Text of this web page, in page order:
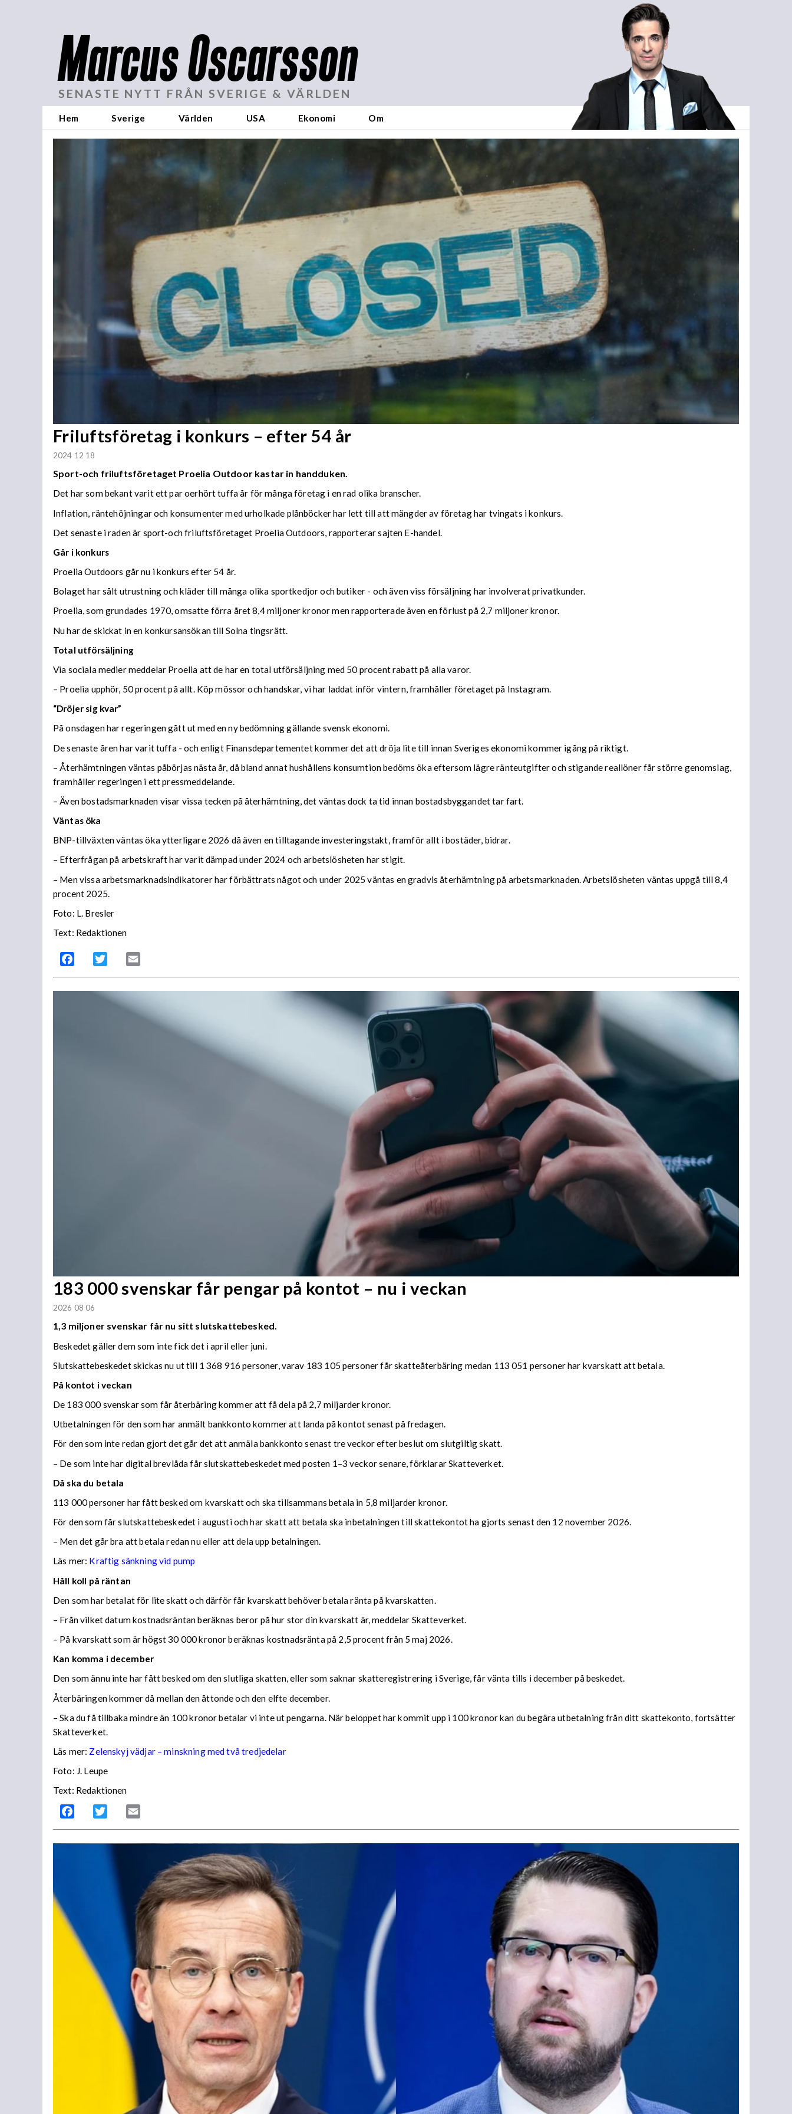
Marcus Oscarsson
SENASTE NYTT FRÅN SVERIGE & VÄRLDEN
Hem Sverige Världen USA Ekonomi Om
Friluftsföretag i konkurs – efter 54 år
2024 12 18
Sport-och friluftsföretaget Proelia Outdoor kastar in handduken.
Det har som bekant varit ett par oerhört tuffa år för många företag i en rad olika branscher.
Inflation, räntehöjningar och konsumenter med urholkade plånböcker har lett till att mängder av företag har tvingats i konkurs.
Det senaste i raden är sport-och friluftsföretaget Proelia Outdoors, rapporterar sajten E-handel.
Går i konkurs
Proelia Outdoors går nu i konkurs efter 54 år.
Bolaget har sålt utrustning och kläder till många olika sportkedjor och butiker - och även viss försäljning har involverat privatkunder.
Proelia, som grundades 1970, omsatte förra året 8,4 miljoner kronor men rapporterade även en förlust på 2,7 miljoner kronor.
Nu har de skickat in en konkursansökan till Solna tingsrätt.
Total utförsäljning
Via sociala medier meddelar Proelia att de har en total utförsäljning med 50 procent rabatt på alla varor.
– Proelia upphör, 50 procent på allt. Köp mössor och handskar, vi har laddat inför vintern, framhåller företaget på Instagram.
“Dröjer sig kvar”
På onsdagen har regeringen gått ut med en ny bedömning gällande svensk ekonomi.
De senaste åren har varit tuffa - och enligt Finansdepartementet kommer det att dröja lite till innan Sveriges ekonomi kommer igång på riktigt.
– Återhämtningen väntas påbörjas nästa år, då bland annat hushållens konsumtion bedöms öka eftersom lägre ränteutgifter och stigande reallöner får större genomslag,
framhåller regeringen i ett pressmeddelande.
– Även bostadsmarknaden visar vissa tecken på återhämtning, det väntas dock ta tid innan bostadsbyggandet tar fart.
Väntas öka
BNP-tillväxten väntas öka ytterligare 2026 då även en tilltagande investeringstakt, framför allt i bostäder, bidrar.
– Efterfrågan på arbetskraft har varit dämpad under 2024 och arbetslösheten har stigit.
– Men vissa arbetsmarknadsindikatorer har förbättrats något och under 2025 väntas en gradvis återhämtning på arbetsmarknaden. Arbetslösheten väntas uppgå till 8,4
procent 2025.
Foto: L. Bresler
Text: Redaktionen
Facebook Twitter
183 000 svenskar får pengar på kontot – nu i veckan
2026 08 06
1,3 miljoner svenskar får nu sitt slutskattebesked.
Beskedet gäller dem som inte fick det i april eller juni.
Slutskattebeskedet skickas nu ut till 1 368 916 personer, varav 183 105 personer får skatteåterbäring medan 113 051 personer har kvarskatt att betala.
På kontot i veckan
De 183 000 svenskar som får återbäring kommer att få dela på 2,7 miljarder kronor.
Utbetalningen för den som har anmält bankkonto kommer att landa på kontot senast på fredagen.
För den som inte redan gjort det går det att anmäla bankkonto senast tre veckor efter beslut om slutgiltig skatt.
– De som inte har digital brevlåda får slutskattebeskedet med posten 1–3 veckor senare, förklarar Skatteverket.
Då ska du betala
113 000 personer har fått besked om kvarskatt och ska tillsammans betala in 5,8 miljarder kronor.
För den som får slutskattebeskedet i augusti och har skatt att betala ska inbetalningen till skattekontot ha gjorts senast den 12 november 2026.
– Men det går bra att betala redan nu eller att dela upp betalningen.
Läs mer: Kraftig sänkning vid pump
Håll koll på räntan
Den som har betalat för lite skatt och därför får kvarskatt behöver betala ränta på kvarskatten.
– Från vilket datum kostnadsräntan beräknas beror på hur stor din kvarskatt är, meddelar Skatteverket.
– På kvarskatt som är högst 30 000 kronor beräknas kostnadsränta på 2,5 procent från 5 maj 2026.
Kan komma i december
Den som ännu inte har fått besked om den slutliga skatten, eller som saknar skatteregistrering i Sverige, får vänta tills i december på beskedet.
Återbäringen kommer då mellan den åttonde och den elfte december.
– Ska du få tillbaka mindre än 100 kronor betalar vi inte ut pengarna. När beloppet har kommit upp i 100 kronor kan du begära utbetalning från ditt skattekonto, fortsätter
Skatteverket.
Läs mer: Zelenskyj vädjar – minskning med två tredjedelar
Foto: J. Leupe
Text: Redaktionen
Facebook Twitter